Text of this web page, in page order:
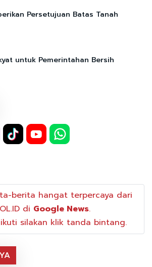
Persetujuan Batas Tanah
untuk Pemerintahan Bersih
berita hangat terpercaya dari
di Google News.
silakan klik tanda bintang.